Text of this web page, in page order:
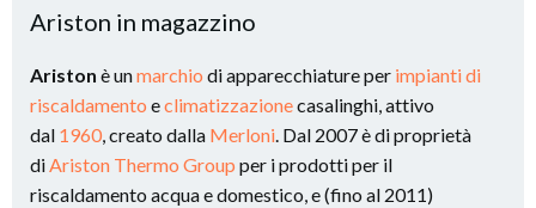
Ariston in magazzino
Ariston è unmarchio di apparecchiature per impianti di
riscaldamento eclimatizzazionecasalinghi, attivo
dal 1960, creato dalla Merloni. Dal 2007 è di proprietà
diAriston Thermo Group per i prodotti per il
riscaldamento acqua e domestico, e (fino al 2011)